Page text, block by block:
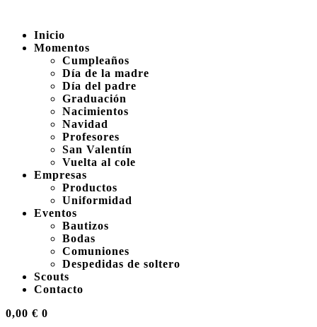
Inicio
Momentos
Cumpleaños
Día de la madre
Día del padre
Graduación
Nacimientos
Navidad
Profesores
San Valentín
Vuelta al cole
Empresas
Productos
Uniformidad
Eventos
Bautizos
Bodas
Comuniones
Despedidas de soltero
Scouts
Contacto
0,00 € 0